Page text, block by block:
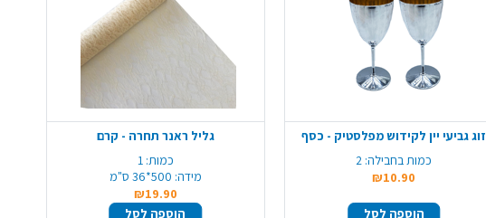
זוג גביעי יין לקידוש מפלסטיק - כסף
כמות בחבילה: 2
₪10.90
הוספה לסל
גליל ראנר תחרה - קרם
כמות: 1
מידה: 500*36 ס"מ
₪19.90
הוספה לסל